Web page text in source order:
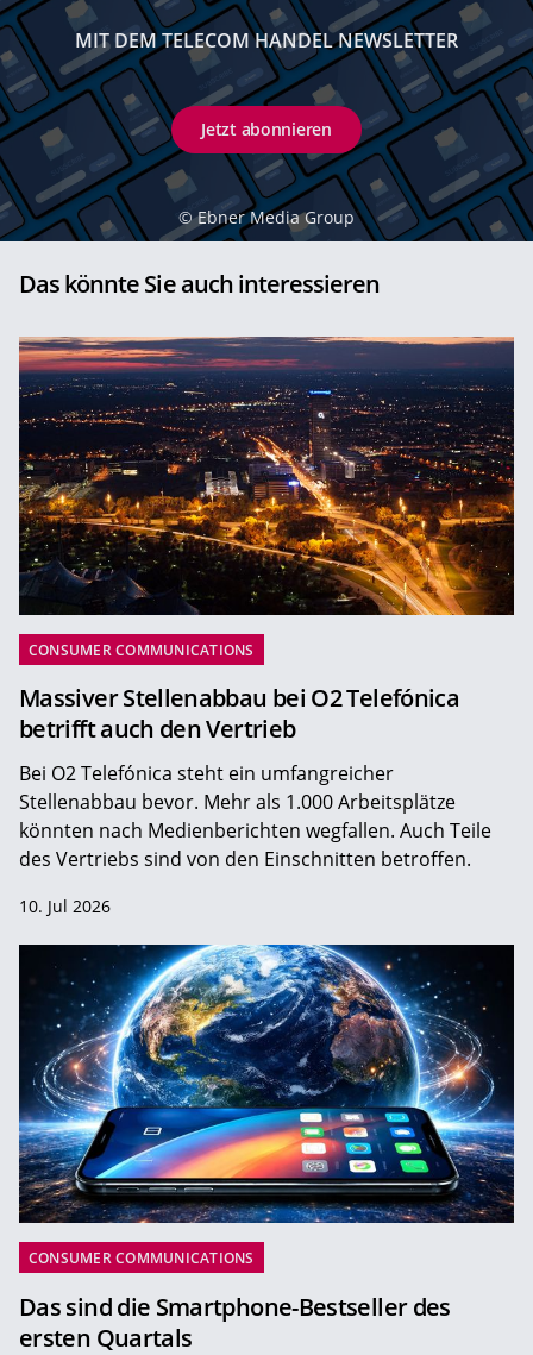
MIT DEM TELECOM HANDEL NEWSLETTER
Jetzt abonnieren
© Ebner Media Group
Das könnte Sie auch interessieren
CONSUMER COMMUNICATIONS
Massiver Stellenabbau bei O2 Telefónica
betrifft auch den Vertrieb
Bei O2 Telefónica steht ein umfangreicher
Stellenabbau bevor. Mehr als 1.000 Arbeitsplätze
könnten nach Medienberichten wegfallen. Auch Teile
des Vertriebs sind von den Einschnitten betroffen.
10. Jul 2026
CONSUMER COMMUNICATIONS
Das sind die Smartphone-Bestseller des
ersten Quartals